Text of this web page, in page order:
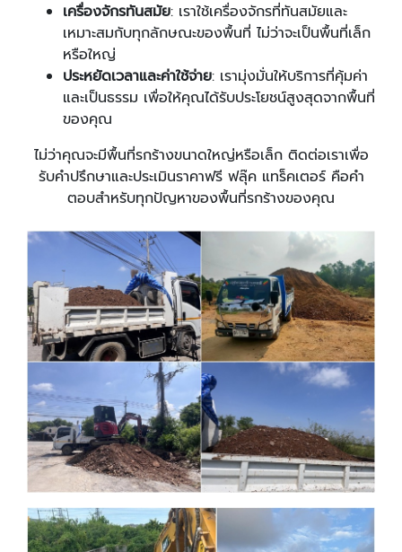
เครื่องจักรทันสมัย: เราใช้เครื่องจักรที่ทันสมัยและ
เหมาะสมกับทุกลักษณะของพื้นที่ ไม่ว่าจะเป็นพื้นที่เล็ก
หรือใหญ่
ประหยัดเวลาและค่าใช้จ่าย: เรามุ่งมั่นให้บริการที่คุ้มค่า
และเป็นธรรม เพื่อให้คุณได้รับประโยชน์สูงสุดจากพื้นที่
ของคุณ
ไม่ว่าคุณจะมีพื้นที่รกร้างขนาดใหญ่หรือเล็ก ติดต่อเราเพื่อ
รับคำปรึกษาและประเมินราคาฟรี ฟลุ๊ค แทร็คเตอร์ คือคำ
ตอบสำหรับทุกปัญหาของพื้นที่รกร้างของคุณ